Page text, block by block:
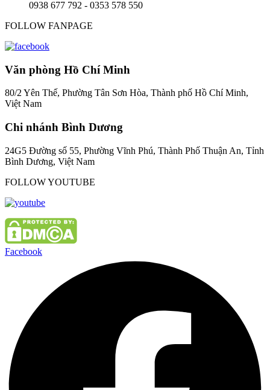
0938 677 792 - 0353 578 550
FOLLOW FANPAGE
Văn phòng Hồ Chí Minh
80/2 Yên Thế, Phường Tân Sơn Hòa, Thành phố Hồ Chí Minh,
Việt Nam
Chi nhánh Bình Dương
24G5 Đường số 55, Phường Vĩnh Phú, Thành Phố Thuận An, Tỉnh
Bình Dương, Việt Nam
FOLLOW YOUTUBE
Facebook